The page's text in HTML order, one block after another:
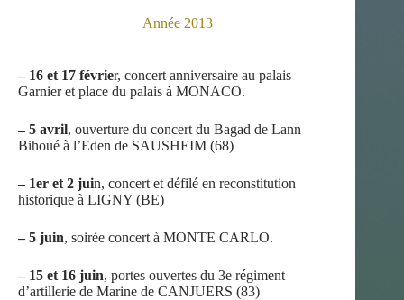
Année 2013
– 16 et 17 février, concert anniversaire au palais
Garnier et place du palais à MONACO.
– 5 avril, ouverture du concert du Bagad de Lann
Bihoué à l’Eden de SAUSHEIM (68)
– 1er et 2 juin, concert et défilé en reconstitution
historique à LIGNY (BE)
– 5 juin, soirée concert à MONTE CARLO.
– 15 et 16 juin, portes ouvertes du 3e régiment
d’artillerie de Marine de CANJUERS (83)